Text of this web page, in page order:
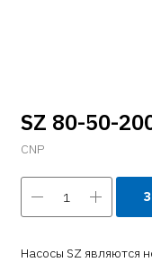
SZ 80-50-
CNP
Насосы SZ являются